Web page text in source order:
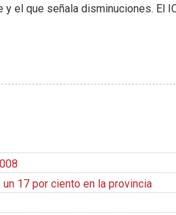
el que señala disminuciones. El
17 por ciento en la provincia